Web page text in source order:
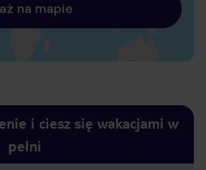
na mapie
i ciesz się wakacjami w
pełni